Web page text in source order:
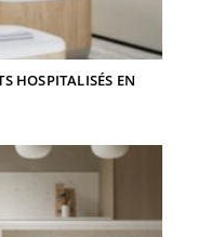
HOSPITALISÉS EN